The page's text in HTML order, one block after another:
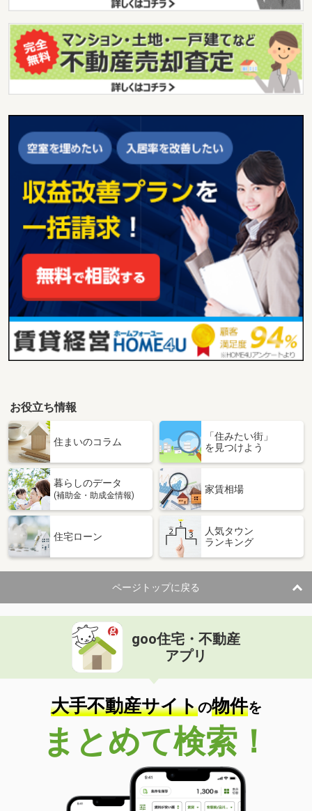
お役立ち情報
住まいのコラム
「住みたい街」
を見つけよう
暮らしのデータ
(補助金・助成金情報)
家賃相場
住宅ローン
人気タウン
ランキング
ページトップに戻る
goo住宅・不動産
アプリ
大手不動産サイトの物件を
まとめて検索！